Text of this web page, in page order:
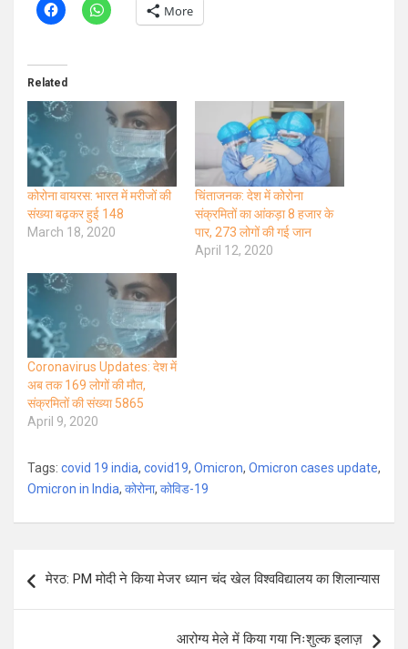
More
Related
कोरोना वायरस: भारत में मरीजों की
संख्या बढ़कर हुई 148
March 18, 2020
चिंताजनक: देश में कोरोना
संक्रमितों का आंकड़ा 8 हजार के
पार, 273 लोगों की गई जान
April 12, 2020
Coronavirus Updates: देश में
अब तक 169 लोगों की मौत,
संक्रमितों की संख्या 5865
April 9, 2020
Tags: covid 19 india, covid19, Omicron, Omicron cases update,
Omicron in India, कोरोना, कोविड-19
navigation
मेरठ: PM मोदी ने किया मेजर ध्यान चंद खेल विश्वविद्यालय का शिलान्यास
आरोग्य मेले में किया गया निःशुल्क इलाज़